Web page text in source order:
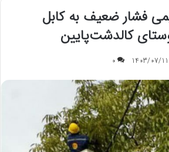
فشار ضعیف به کابل
کالدشت‌پایین
0